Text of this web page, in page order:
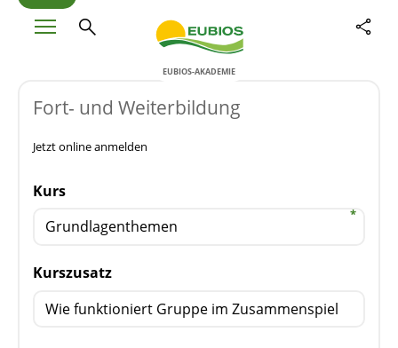
EUBIOS-AKADEMIE
Fort- und Weiterbildung
Jetzt online anmelden
Kurs
Kurszusatz